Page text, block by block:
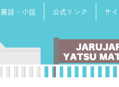
裏話・小話 公式リンク サ